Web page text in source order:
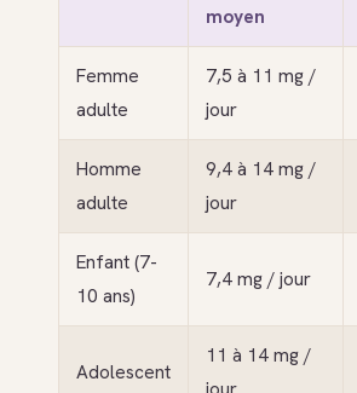
moyen
Femme
adulte
7,5 à 11 mg /
jour
Homme
adulte
9,4 à 14 mg /
jour
Enfant (7-
10 ans)
7,4 mg / jour
Adolescent
11 à 14 mg /